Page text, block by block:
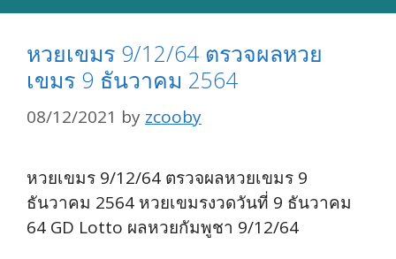
หวยเขมร 9/12/64 ตรวจผลหวย
เขมร 9 ธันวาคม 2564
08/12/2021 by zcooby
หวยเขมร 9/12/64 ตรวจผลหวยเขมร 9
ธันวาคม 2564 หวยเขมรงวดวันที่ 9 ธันวาคม
64 GD Lotto ผลหวยกัมพูชา 9/12/64